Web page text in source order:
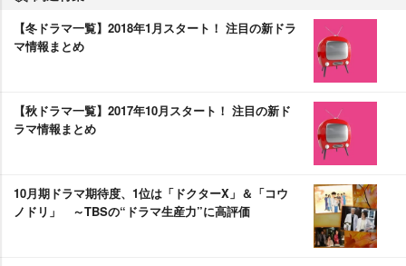
【冬ドラマ一覧】2018年1月スタート！ 注目の新ドラ
マ情報まとめ
【秋ドラマ一覧】2017年10月スタート！ 注目の新ド
ラマ情報まとめ
10月期ドラマ期待度、1位は「ドクターX」＆「コウ
ノドリ」 ～TBSの“ドラマ生産力”に高評価